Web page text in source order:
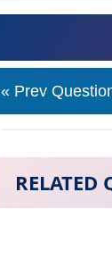
« Prev
RELATED